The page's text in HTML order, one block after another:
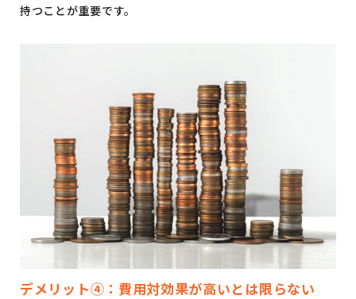
持つことが重要です。
デメリット④：費用対効果が高いとは限らない